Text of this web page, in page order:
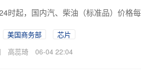
时起，国内汽、柴油（标准品）价格
美国商务部
芯片
高蕊琦 06-04 22:04